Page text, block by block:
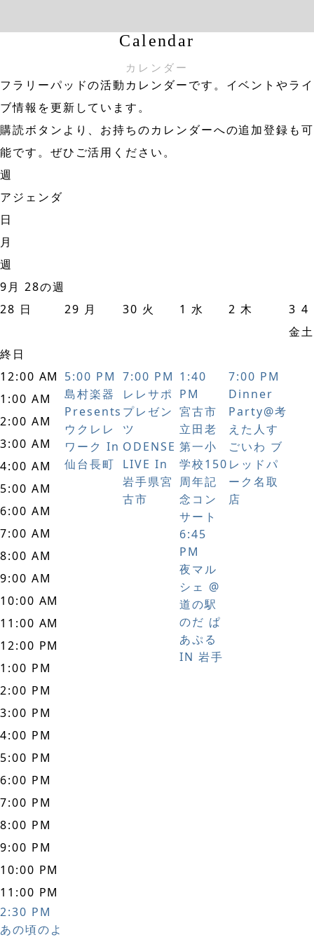
Calendar
カレンダー
フラリーパッドの活動カレンダーです。イベントやライ
ブ情報を更新しています。
購読ボタンより、お持ちのカレンダーへの追加登録も可
能です。ぜひご活用ください。
週
アジェンダ
日
月
週
9月 28の週
28 日 29 月 30 火 1 水 2 木
3
金
4
土
終日
12:00 AM
1:00 AM
2:00 AM
3:00 AM
4:00 AM
5:00 AM
6:00 AM
7:00 AM
8:00 AM
9:00 AM
10:00 AM
11:00 AM
12:00 PM
1:00 PM
2:00 PM
3:00 PM
4:00 PM
5:00 PM
6:00 PM
7:00 PM
8:00 PM
9:00 PM
10:00 PM
11:00 PM
2:30 PM
あの頃のよ
5:00 PM
島村楽器
Presents
ウクレレ
ワーク In
仙台長町
7:00 PM
レレサポ
プレゼン
ツ
ODENSE
LIVE In
岩手県宮
古市
1:40
PM
宮古市
立田老
第一小
学校150
周年記
念コン
サート
6:45
PM
夜マル
シェ @
道の駅
のだ ぱ
あぷる
IN 岩手
7:00 PM
Dinner
Party@考
えた人す
ごいわ ブ
レッドパ
ーク名取
店